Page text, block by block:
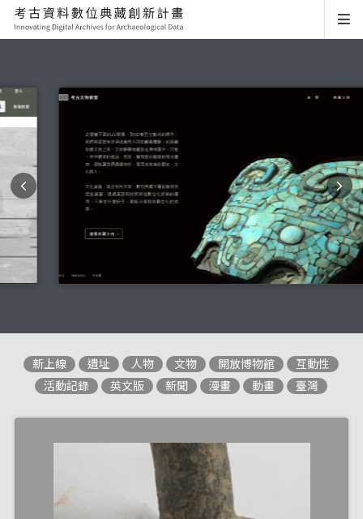
新上線 遺址 人物 文物 開放博物館
互動性
活動記錄
英文版 新聞 漫畫 動畫 臺灣